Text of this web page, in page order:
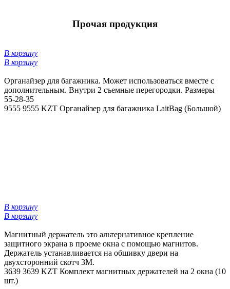
Прочая продукция
В корзину
В корзину
Органайзер для багажника. Может использоваться вместе с
дополнительным. Внутри 2 съемные перегородки. Размеры
55-28-35
9555 9555 KZT Органайзер для багажника LaitBag (Большой)
В корзину
В корзину
Магнитный держатель это альтернативное крепление
защитного экрана в проеме окна с помощью магнитов.
Держатель устанавливается на обшивку двери на
двухсторонний скотч 3М.
3639 3639 KZT Комплект магнитных держателей на 2 окна (10
шт.)